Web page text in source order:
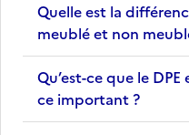
Quelle est la
meublé et non
Qu’est-ce que le
ce important ?